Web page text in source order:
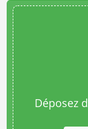
Déposez